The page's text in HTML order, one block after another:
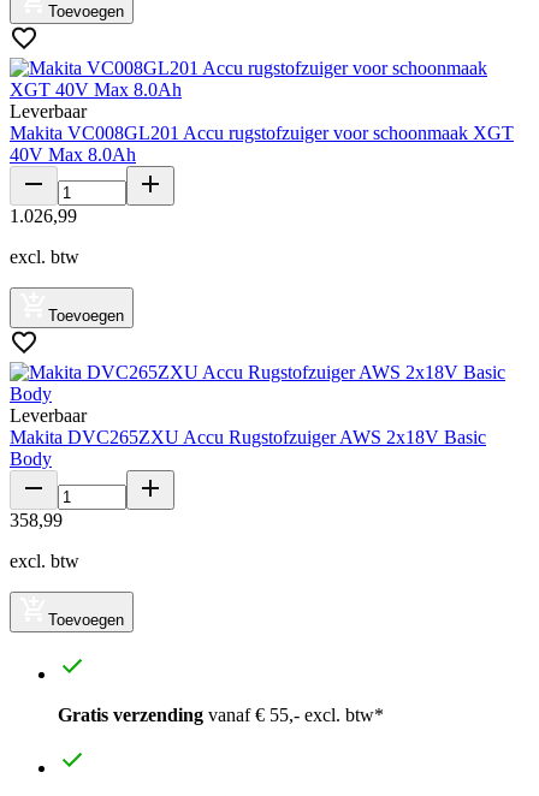
Toevoegen
Leverbaar
Makita VC008GL201 Accu rugstofzuiger voor schoonmaak XGT
40V Max 8.0Ah
1 .026,99
excl. btw
Toevoegen
Leverbaar
Makita DVC265ZXU Accu Rugstofzuiger AWS 2x18V Basic
Body
358,99
excl. btw
Toevoegen
Gratis verzending vanaf € 55,- excl. btw*